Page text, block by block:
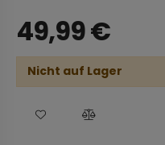
49,99€
Nicht auf Lager